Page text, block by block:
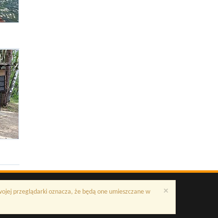
×
przeglądarki oznacza, że będą one umieszczane w